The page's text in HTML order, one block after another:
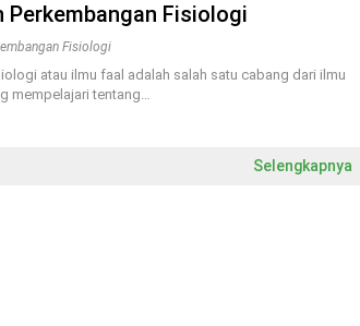
Perkembangan Fisiologi
Fisiologi
atau ilmu faal adalah salah satu cabang dari ilmu
mempelajari tentang…
Selengkapnya